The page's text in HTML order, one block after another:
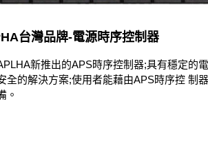
台灣品牌-電源時序控制器
新推出的APS時序控制器;具有穩定的
全的解決方案;使用者能藉由APS時序控 制
。